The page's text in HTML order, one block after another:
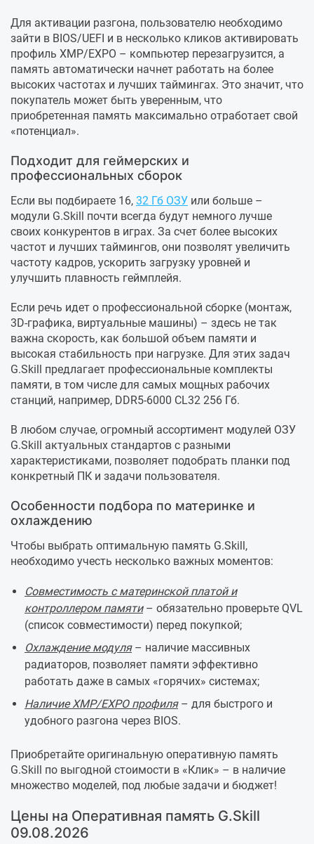
Для активации разгона, пользователю необходимо
зайти в BIOS/UEFI и в несколько кликов активировать
профиль XMP/EXPO – компьютер перезагрузится, а
память автоматически начнет работать на более
высоких частотах и лучших таймингах. Это значит, что
покупатель может быть уверенным, что
приобретенная память максимально отработает свой
«потенциал».
Подходит для геймерских и
профессиональных сборок
Если вы подбираете 16, 32 Гб ОЗУ или больше –
модули G.Skill почти всегда будут немного лучше
своих конкурентов в играх. За счет более высоких
частот и лучших таймингов, они позволят увеличить
частоту кадров, ускорить загрузку уровней и
улучшить плавность геймплейя.
Если речь идет о профессиональной сборке (монтаж,
3D-графика, виртуальные машины) – здесь не так
важна скорость, как большой объем памяти и
высокая стабильность при нагрузке. Для этих задач
G.Skill предлагает профессиональные комплекты
памяти, в том числе для самых мощных рабочих
станций, например, DDR5-6000 CL32 256 Гб.
В любом случае, огромный ассортимент модулей ОЗУ
G.Skill актуальных стандартов с разными
характеристиками, позволяет подобрать планки под
конкретный ПК и задачи пользователя.
Особенности подбора по материнке и
охлаждению
Чтобы выбрать оптимальную память G.Skill,
необходимо учесть несколько важных моментов:
Совместимость с материнской платой и
контроллером памяти– обязательно проверьте QVL
(список совместимости) перед покупкой;
Охлаждение модуля– наличие массивных
радиаторов, позволяет памяти эффективно
работать даже в самых «горячих» системах;
Наличие XMP/EXPO профиля– для быстрого и
удобного разгона через BIOS.
Приобретайте оригинальную оперативную память
G.Skill по выгодной стоимости в «Клик» – в наличие
множество моделей, под любые задачи и бюджет!
Цены на Оперативная память G.Skill
09.08.2026